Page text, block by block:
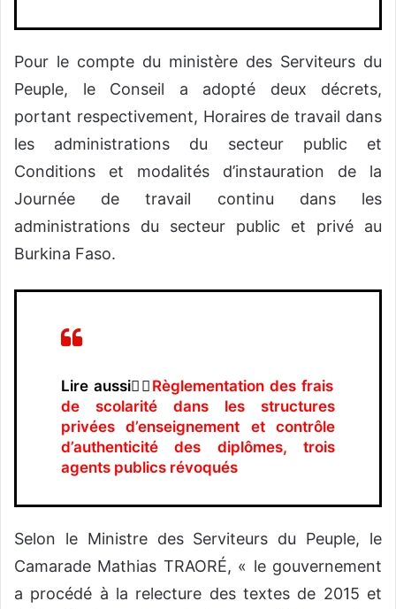
Pour le compte du ministère des Serviteurs du
Peuple, le Conseil a adopté deux décrets,
portant respectivement, Horaires de travail dans
les administrations du secteur public et
Conditions et modalités d’instauration de la
Journée de travail continu dans les
administrations du secteur public et privé au
Burkina Faso.
Lire aussi👉🏿 Règlementation des frais
de scolarité dans les structures
privées d’enseignement et contrôle
d’authenticité des diplômes, trois
agents publics révoqués
Selon le Ministre des Serviteurs du Peuple, le
Camarade Mathias TRAORÉ, « le gouvernement
a procédé à la relecture des textes de 2015 et